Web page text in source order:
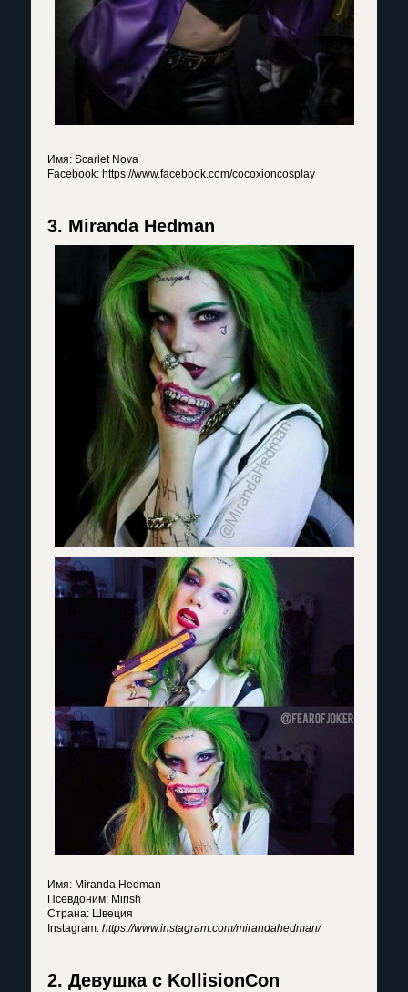
Имя: Scarlet Nova
Facebook: https://www.facebook.com/cocoxioncosplay
3. Miranda Hedman
Имя: Miranda Hedman
Псевдоним: Mirish
Страна: Швеция
Instagram: https://www.instagram.com/mirandahedman/
2. Девушка с KollisionCon